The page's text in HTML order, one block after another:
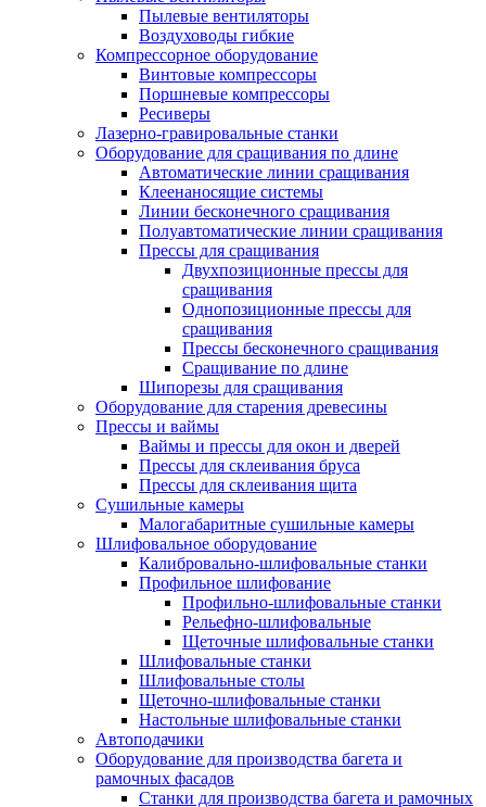
Пылевые вентиляторы
Воздуховоды гибкие
Компрессорное оборудование
Винтовые компрессоры
Поршневые компрессоры
Ресиверы
Лазерно-гравировальные станки
Оборудование для сращивания по длине
Автоматические линии сращивания
Клеенаносящие системы
Линии бесконечного сращивания
Полуавтоматические линии сращивания
Прессы для сращивания
Двухпозиционные прессы для
сращивания
Однопозиционные прессы для
сращивания
Прессы бесконечного сращивания
Сращивание по длине
Шипорезы для сращивания
Оборудование для старения древесины
Прессы и ваймы
Ваймы и прессы для окон и дверей
Прессы для склеивания бруса
Прессы для склеивания щита
Сушильные камеры
Малогабаритные сушильные камеры
Шлифовальное оборудование
Калибровально-шлифовальные станки
Профильное шлифование
Профильно-шлифовальные станки
Рельефно-шлифовальные
Щеточные шлифовальные станки
Шлифовальные станки
Шлифовальные столы
Щеточно-шлифовальные станки
Настольные шлифовальные станки
Автоподачики
Оборудование для производства багета и
рамочных фасадов
Станки для производства багета и рамочных